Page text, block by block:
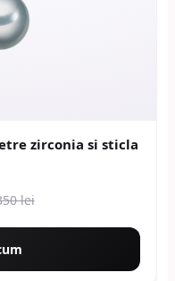
zirconia si sticla
lei